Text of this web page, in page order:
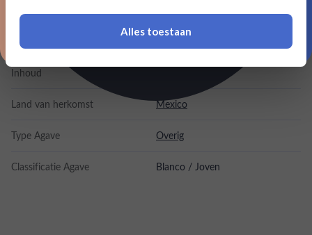
Kleurstoffen
Inhoud
Land van herkomst Mexico
Type Agave Overig
Classificatie Agave Blanco / Joven
Alles toestaan